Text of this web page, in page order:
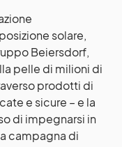
solare,
Beiersdorf,
pelle di milioni di
prodotti di
e sicure – e la
di impegnarsi in
campagna di